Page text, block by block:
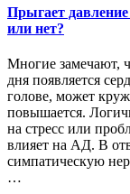
Прыгает давление
или нет?
Многие замечают,
дня появляется
голове, может
повышается.
на стресс или
влияет на АД. В
симпатическую
…